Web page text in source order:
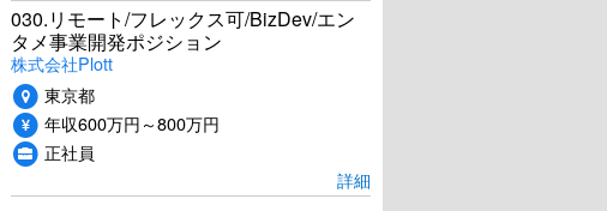
030.リモート/フレックス可/BizDev/エン
タメ事業開発ポジション
株式会社Plott
東京都
年収600万円～800万円
正社員
詳細